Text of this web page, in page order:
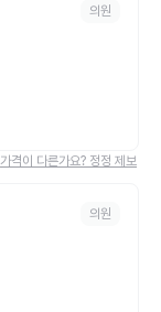
의원
가격이 다른가요? 정정 제보
의원